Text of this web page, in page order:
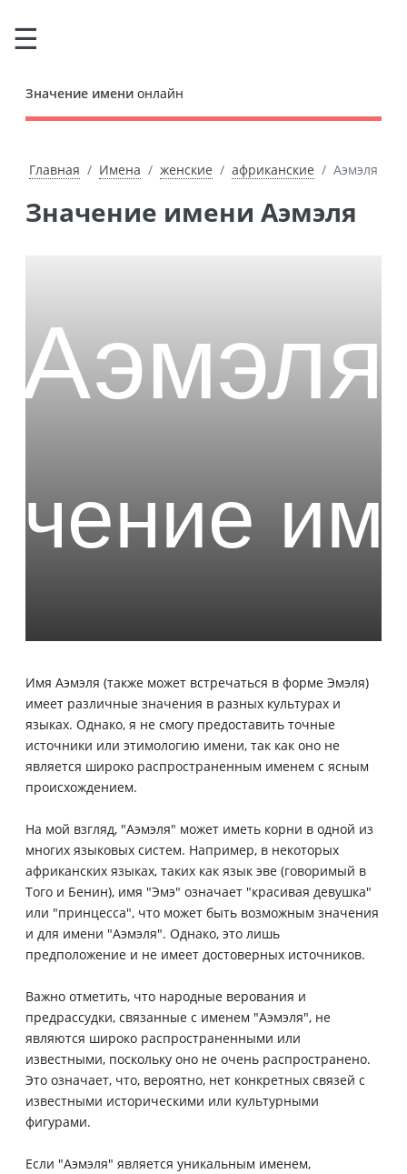
Значение имени онлайн
Главная Имена женские африканские Аэмэля
Значение имени Аэмэля
Имя Аэмэля (также может встречаться в форме Эмэля)
имеет различные значения в разных культурах и
языках. Однако, я не смогу предоставить точные
источники или этимологию имени, так как оно не
является широко распространенным именем с ясным
происхождением.
На мой взгляд, "Аэмэля" может иметь корни в одной из
многих языковых систем. Например, в некоторых
африканских языках, таких как язык эве (говоримый в
Того и Бенин), имя "Эмэ" означает "красивая девушка"
или "принцесса", что может быть возможным значения
и для имени "Аэмэля". Однако, это лишь
предположение и не имеет достоверных источников.
Важно отметить, что народные верования и
предрассудки, связанные с именем "Аэмэля", не
являются широко распространенными или
известными, поскольку оно не очень распространено.
Это означает, что, вероятно, нет конкретных связей с
известными историческими или культурными
фигурами.
Если "Аэмэля" является уникальным именем,